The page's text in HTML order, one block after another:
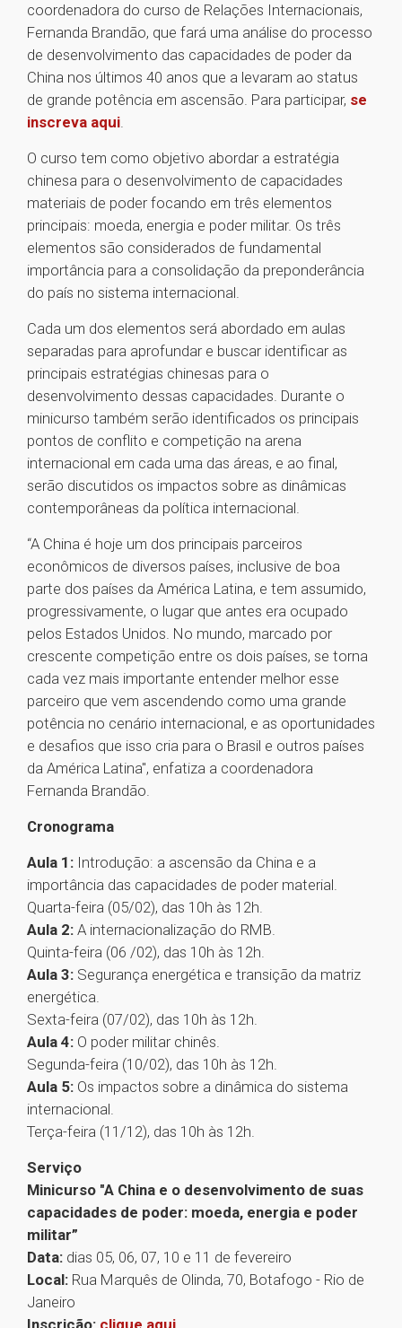
coordenadora do curso de Relações Internacionais,
Fernanda Brandão, que fará uma análise do processo
de desenvolvimento das capacidades de poder da
China nos últimos 40 anos que a levaram ao status
de grande potência em ascensão. Para participar, se
inscreva aqui.
O curso tem como objetivo abordar a estratégia
chinesa para o desenvolvimento de capacidades
materiais de poder focando em três elementos
principais: moeda, energia e poder militar. Os três
elementos são considerados de fundamental
importância para a consolidação da preponderância
do país no sistema internacional.
Cada um dos elementos será abordado em aulas
separadas para aprofundar e buscar identificar as
principais estratégias chinesas para o
desenvolvimento dessas capacidades. Durante o
minicurso também serão identificados os principais
pontos de conflito e competição na arena
internacional em cada uma das áreas, e ao final,
serão discutidos os impactos sobre as dinâmicas
contemporâneas da política internacional.
“A China é hoje um dos principais parceiros
econômicos de diversos países, inclusive de boa
parte dos países da América Latina, e tem assumido,
progressivamente, o lugar que antes era ocupado
pelos Estados Unidos. No mundo, marcado por
crescente competição entre os dois países, se torna
cada vez mais importante entender melhor esse
parceiro que vem ascendendo como uma grande
potência no cenário internacional, e as oportunidades
e desafios que isso cria para o Brasil e outros países
da América Latina", enfatiza a coordenadora
Fernanda Brandão.
Cronograma
Aula 1: Introdução: a ascensão da China e a
importância das capacidades de poder material.
Quarta-feira (05/02), das 10h às 12h.
Aula 2: A internacionalização do RMB.
Quinta-feira (06 /02), das 10h às 12h.
Aula 3: Segurança energética e transição da matriz
energética.
Sexta-feira (07/02), das 10h às 12h.
Aula 4: O poder militar chinês.
Segunda-feira (10/02), das 10h às 12h.
Aula 5: Os impactos sobre a dinâmica do sistema
internacional.
Terça-feira (11/12), das 10h às 12h.
Serviço
Minicurso "A China e o desenvolvimento de suas
capacidades de poder: moeda, energia e poder
militar”
Data: dias 05, 06, 07, 10 e 11 de fevereiro
Local: Rua Marquês de Olinda, 70, Botafogo - Rio de
Janeiro